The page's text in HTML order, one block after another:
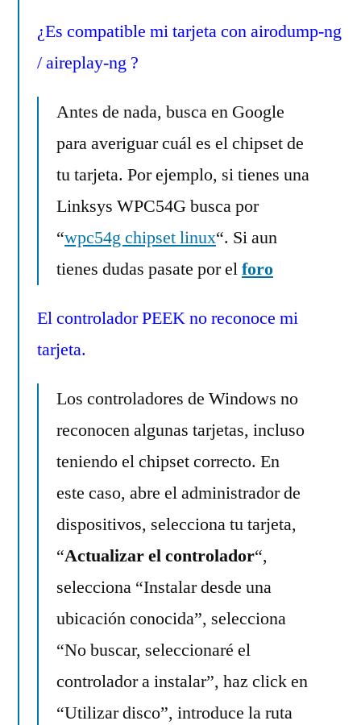
¿Es compatible mi tarjetaconairodump-ng
/ aireplay-ng ?
Antes de nada, busca en Google
para averiguar cuál es el chipset de
tu tarjeta. Por ejemplo, si tienes una
Linksys WPC54G busca por
“wpc54g chipset linux“. Si aun
tienes dudas pasate por elforo
El controlador PEEK noreconoce mi
tarjeta.
Los controladores de Windows no
reconocen algunas tarjetas, incluso
teniendo el chipset correcto. En
este caso, abre el administrador de
dispositivos, selecciona tu tarjeta,
“Actualizar el controlador“,
selecciona “Instalar desde una
ubicación conocida”, selecciona
“No buscar, seleccionaré el
controlador a instalar”, haz click en
“Utilizar disco”, introduce la ruta